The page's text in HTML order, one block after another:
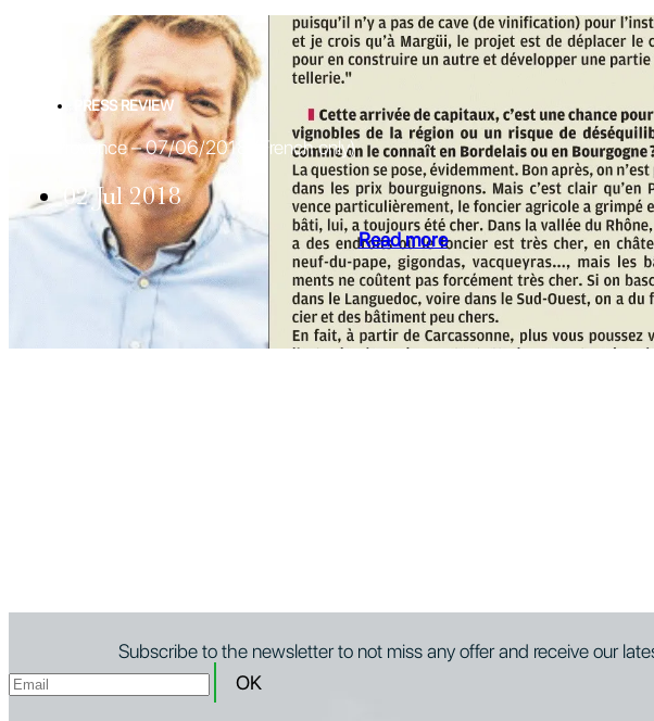
PRESS REVIEW
La Provence – 07/06/2018 (French only)
02 Jul 2018
Read more
Subscribe to the newsletter to not miss any offer and receive our